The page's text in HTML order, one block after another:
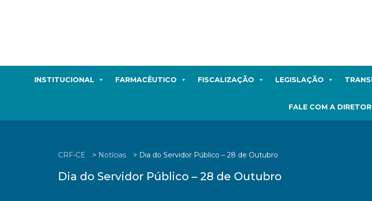
INSTITUCIONAL FARMACÊUTICO FISCALIZAÇÃO LEGISLAÇÃO
FALE COM A
CRF-CE > Notícias > Dia do Servidor Público – 28 de Outubro
Dia do Servidor Público – 28 de Outubro